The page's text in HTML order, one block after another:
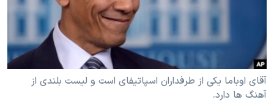
فرهنگ و زندگی
حقوق شهروندی
علم و فناوری
اسرائیل در جنگ
انتخابات ریاست جمهوری آمریکا ۲۰۲۴
حمله جمهوری اسلامی به اسرائیل
رمز مهسا
ورزش زنان در ایران
زبانهای مختلف
آقای اوباما یکی از طرفداران اسپاتیفای است و لیست بلندی از
آهنگ ها دارد.